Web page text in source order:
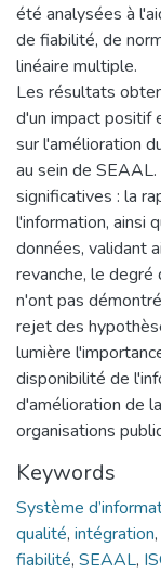
été analysées à
de fiabilité, de
linéaire multiple.
Les résultats
d'un impact positif
sur l'amélioration
au sein de
significatives : la
l'information, ainsi
données, validant
revanche, le
n'ont pas
rejet des
lumière
disponibilité de
d'amélioration de
organisations
Keywords
Système
qualité, intégration,
fiabilité, SEAAL,